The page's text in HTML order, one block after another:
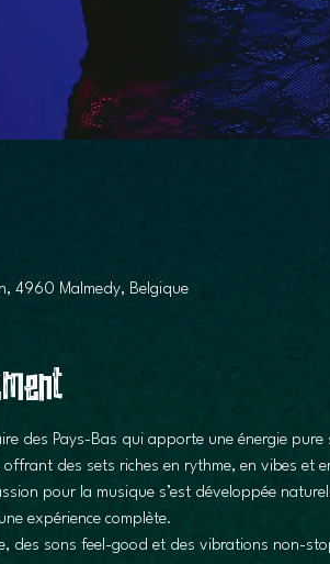
4960 Malmedy, Belgique
des Pays-Bas qui apporte une énergie
des sets riches en rythme, en vibes et
pour la musique s’est développée
expérience complète.
des sons feel-good et des vibrations non-